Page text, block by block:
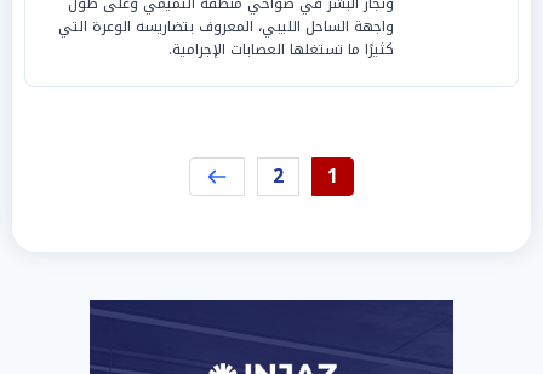
واجهة الساحل الليبي، المعروف بتضاريسه الوعرة التي
كثيرًا ما تستغلها العصابات الإجرامية.
1
2